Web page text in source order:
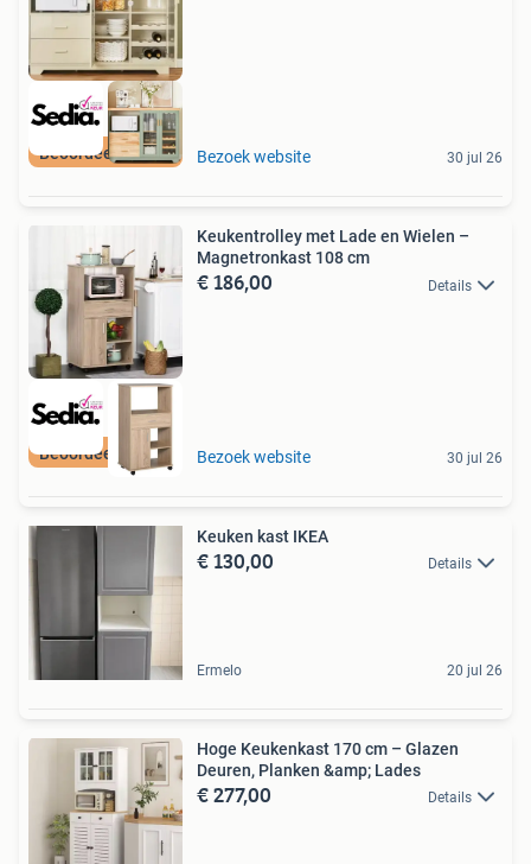
Beoordeeld met 9+ Bezoek website 30 jul 26
Beoordeeld met 9+
Keukentrolley met Lade en Wielen –
Magnetronkast 108 cm
€ 186,00 Details
Bezoek website 30 jul 26
Keuken kast IKEA
€ 130,00 Details
Ermelo 20 jul 26
Hoge Keukenkast 170 cm – Glazen
Deuren, Planken &amp; Lades
€ 277,00 Details